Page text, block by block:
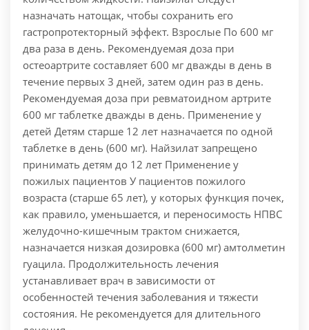
назначать натощак, чтобы сохранить его
гастропротекторный эффект. Взрослые По 600 мг
два раза в день. Рекомендуемая доза при
остеоартрите составляет 600 мг дважды в день в
течение первых 3 дней, затем один раз в день.
Рекомендуемая доза при ревматоидном артрите
600 мг таблетке дважды в день. Применение у
детей Детям старше 12 лет назначается по одной
таблетке в день (600 мг). Найзилат запрещено
принимать детям до 12 лет Применение у
пожилых пациентов У пациентов пожилого
возраста (старше 65 лет), у которых функция почек,
как правило, уменьшается, и переносимость НПВС
желудочно-кишечным трактом снижается,
назначается низкая дозировка (600 мг) амтолметин
гуацила. Продолжительность лечения
устанавливает врач в зависимости от
особенностей течения заболевания и тяжести
состояния. Не рекомендуется для длительного